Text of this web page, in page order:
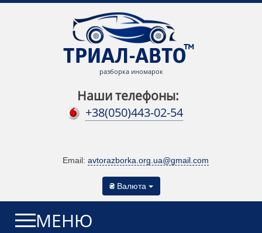
разборка иномарок
Наши телефоны:
+38(050)443-02-54
Email: avtorazborka.org.ua@gmail.com
₴ Валюта
МЕНЮ